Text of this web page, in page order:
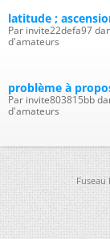
latitude ;
Par invite22defa97
d'amateurs
problème à
Par invite803815bb
d'amateurs